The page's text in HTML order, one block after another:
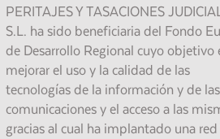
PERITAJES Y TASACIONES
S.L. ha sido beneficiaria del Fondo
de Desarrollo Regional cuyo objetivo
mejorar el uso y la calidad de las
tecnologías de la información y de las
comunicaciones y el acceso a las
gracias al cual ha implantado una